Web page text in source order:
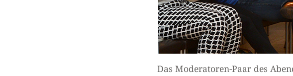
Das Moderatoren-Paar des